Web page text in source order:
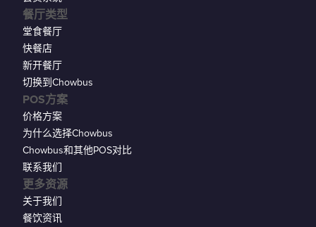
餐厅类型
堂食餐厅
快餐店
新开餐厅
切换到Chowbus
POS方案
价格方案
为什么选择Chowbus
Chowbus和其他POS对比
联系我们
更多资源
关于我们
餐饮资讯